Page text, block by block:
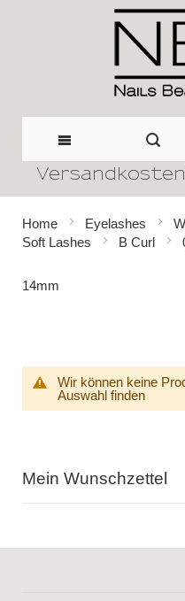
Direkt
Inhalt
Home Eyelashes
Soft Lashes
B Curl
14mm
Wir können keine
Auswahl finden
Mein Wunschzettel